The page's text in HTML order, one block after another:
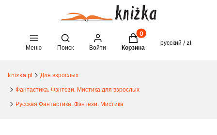
Меню
Open search engine
Поиск Войти
Товары в корзине: 0.
Корзина
русский / zł
knizka.pl
Для взрослых
Фантастика. Фэнтези. Мистика для взрослых
Русская Фантастика. Фэнтези. Мистика